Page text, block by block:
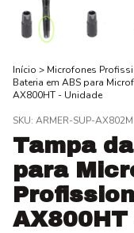
Início > Microfones
Bateria em ABS para
AX800HT - Unidade
SKU: ARMER-SUP-AX802M
Tampa
para